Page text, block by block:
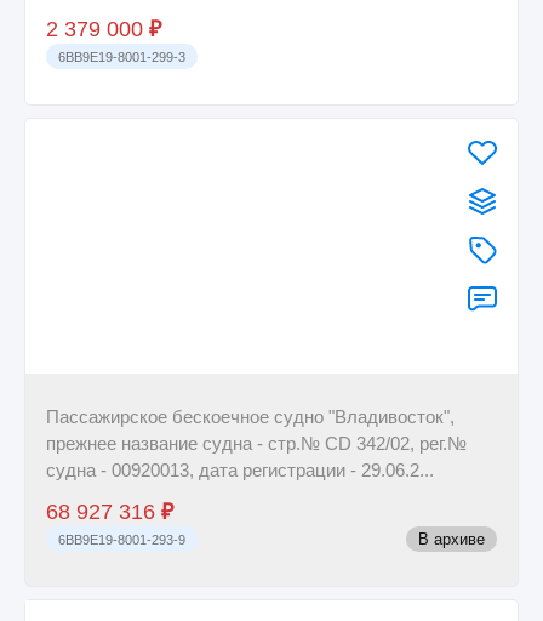
2 379 000 ₽
6BB9E19-8001-299-3
Пассажирское бескоечное судно "Владивосток",
прежнее название судна - стр.№ CD 342/02, рег.№
судна - 00920013, дата регистрации - 29.06.2...
68 927 316 ₽
6BB9E19-8001-293-9 В архиве